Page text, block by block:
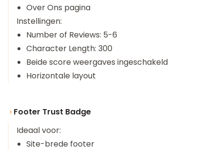
Over Ons pagina
Instellingen:
Number of Reviews: 5-6
Character Length: 300
Beide score weergaves ingeschakeld
Horizontale layout
Footer Trust Badge
Ideaal voor:
Site-brede footer